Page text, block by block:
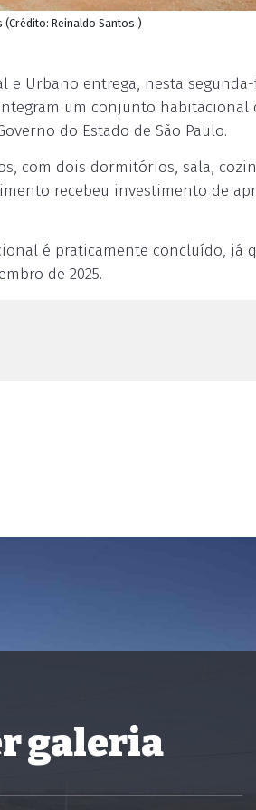
Reinaldo Santos )
Urbano entrega, nesta segunda-
um conjunto habitacional
do Estado de São Paulo.
com dois dormitórios, sala,
recebeu investimento de
é praticamente concluído, já
de 2025.
galeria